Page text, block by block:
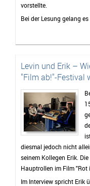
vorstellte.
Bei der Lesung gelang
Weise, schwere und
Erfahrungen als
Publikumsinteraktion
spiegelte genau das
ausmacht:
und eine große Portion
Vor der Lesung hatte ich
Koch zu einem Interview
Entstehung von "Lost
Gedanken und
sprechen. Dabei ging es
Schubladendenken,
und viele weitere
Levin und Erik –
"Film ab!"-Festival
diesmal jedoch nicht
seinem Kollegen Erik.
Hauptrollen im Film "Rot
Im Interview spricht Erik